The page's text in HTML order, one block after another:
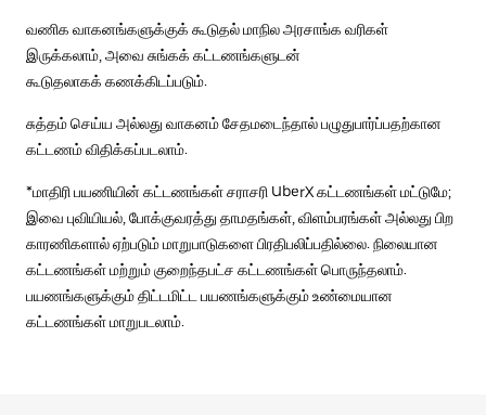
வணிக வாகனங்களுக்குக் கூடுதல் மாநில அரசாங்க வரிகள்
இருக்கலாம், அவை சுங்கக் கட்டணங்களுடன்
கூடுதலாகக் கணக்கிடப்படும்.
சுத்தம் செய்ய அல்லது வாகனம் சேதமடைந்தால் பழுதுபார்ப்பதற்கான
கட்டணம் விதிக்கப்படலாம்.
*மாதிரி பயணியின் கட்டணங்கள் சராசரி UberX கட்டணங்கள் மட்டுமே;
இவை புவியியல், போக்குவரத்து தாமதங்கள், விளம்பரங்கள் அல்லது பிற
காரணிகளால் ஏற்படும் மாறுபாடுகளை பிரதிபலிப்பதில்லை. நிலையான
கட்டணங்கள் மற்றும் குறைந்தபட்ச கட்டணங்கள் பொருந்தலாம்.
பயணங்களுக்கும் திட்டமிட்ட பயணங்களுக்கும் உண்மையான
கட்டணங்கள் மாறுபடலாம்.